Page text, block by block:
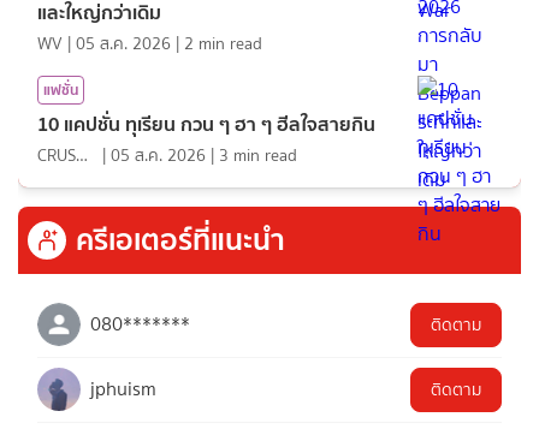
และใหญ่กว่าเดิม
WV |05 ส.ค. 2026 | 2 min read
แฟชั่น
10 แคปชั่น ทุเรียน กวน ๆ ฮา ๆ ฮีลใจสายกิน
CRUSHที่แปลว่าแอบชอบ |05 ส.ค. 2026 | 3 min read
ครีเอเตอร์ที่แนะนำ
080******* ติดตาม
jphuism ติดตาม